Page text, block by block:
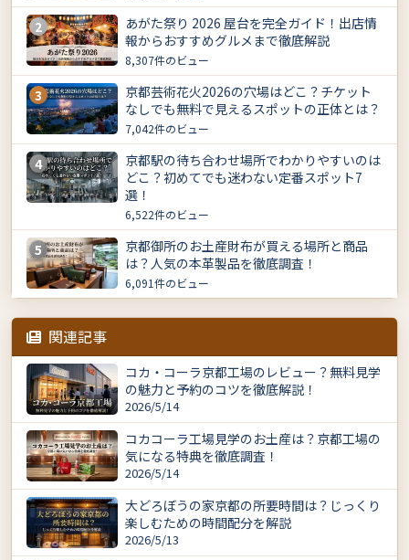
2
あがた祭り 2026 屋台を完全ガイド！出店情
報からおすすめグルメまで徹底解説
8,307件のビュー
3
京都芸術花火2026の穴場はどこ？チケット
なしでも無料で見えるスポットの正体とは？
7,042件のビュー
4
京都駅の待ち合わせ場所でわかりやすいのは
どこ？初めてでも迷わない定番スポット7
選！
6,522件のビュー
5
京都御所のお土産財布が買える場所と商品
は？人気の本革製品を徹底調査！
6,091件のビュー
関連記事
コカ・コーラ京都工場のレビュー？無料見学
の魅力と予約のコツを徹底解説！
2026/5/14
コカコーラ工場見学のお土産は？京都工場の
気になる特典を徹底調査！
2026/5/14
大どろぼうの家京都の所要時間は？じっくり
楽しむための時間配分を解説
2026/5/13